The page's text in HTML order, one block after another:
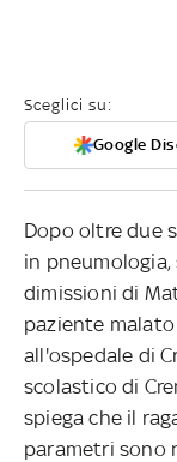
Sceglici su:
Google
Dopo oltre due
in
dimissioni di
paziente
all'ospedale di
scolastico di
spiega che il
parametri sono